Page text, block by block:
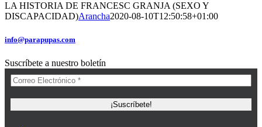
LA HISTORIA DE FRANCESC GRANJA (SEXO Y
DISCAPACIDAD)Arancha2020-08-10T12:50:58+01:00
info@parapupas.com
Suscríbete a nuestro boletín